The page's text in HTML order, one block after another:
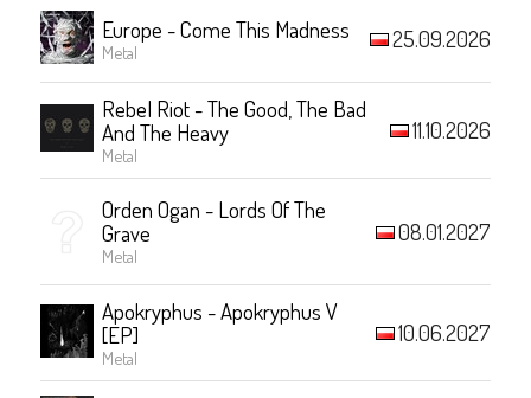
Europe - Come This Madness
Metal 25.09.2026
Rebel Riot - The Good, The Bad
And The Heavy
Metal
11.10.2026
Orden Ogan - Lords Of The
Grave
Metal
08.01.2027
Apokryphus - Apokryphus V
[EP]
Metal
10.06.2027